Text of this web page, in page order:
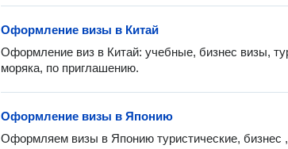
Оформление визы в Китай
Оформление виз в Китай: учебные, бизнес визы,
моряка, по приглашению.
Оформление визы в Японию
Оформляем визы в Японию туристические, бизнес